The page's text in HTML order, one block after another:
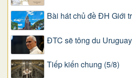
Bài hát chủ đề ĐH Giới
ĐTC sẽ tông du
Tiếp kiến chung (5/8)